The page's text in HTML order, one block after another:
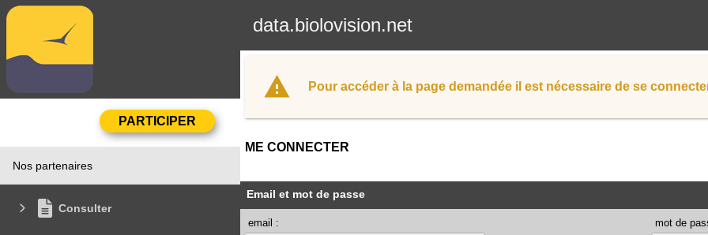
data.biolovision.net
Nos partenaires
Consulter
Pour accéder à la page demandée il est nécessaire de se
ME CONNECTER
Email et mot de passe
email : mot de